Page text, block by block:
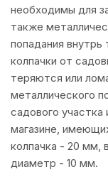
необходимы для
также
попадания внутрь
колпачки от
теряются или
металлического
садового
магазине,
колпачка - 20 мм,
диаметр - 10 мм.